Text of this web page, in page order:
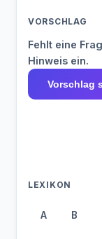
VORSCHLAG
Fehlt eine
Hinweis ein.
LEXIKON
A B